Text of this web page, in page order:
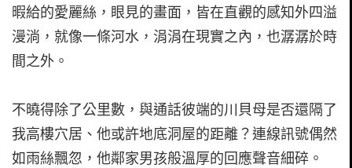
暇給的愛麗絲，眼見的畫面，皆在直觀的感知外四溢
漫淌，就像一條河水，涓涓在現實之內，也潺潺於時
間之外。
不曉得除了公里數，與通話彼端的川貝母是否還隔了
我高樓穴居、他或許地底洞屋的距離？連線訊號偶然
如雨絲飄忽，他鄰家男孩般溫厚的回應聲音細碎。